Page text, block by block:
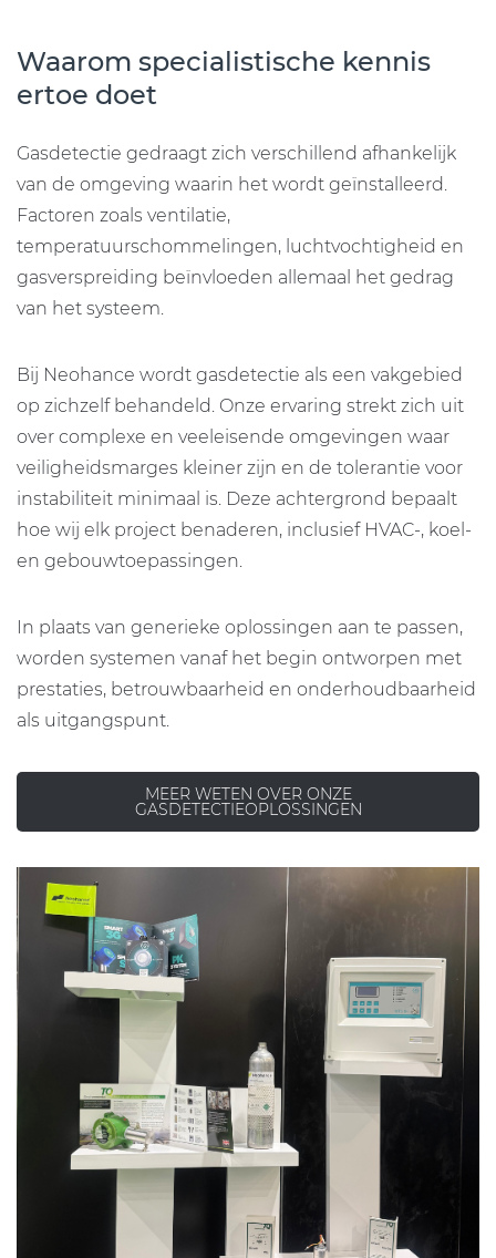
Waarom specialistische kennis
ertoe doet
Gasdetectie gedraagt zich verschillend afhankelijk
van de omgeving waarin het wordt geïnstalleerd.
Factoren zoals ventilatie,
temperatuurschommelingen, luchtvochtigheid en
gasverspreiding beïnvloeden allemaal het gedrag
van het systeem.
Bij Neohance wordt gasdetectie als een vakgebied
op zichzelf behandeld. Onze ervaring strekt zich uit
over complexe en veeleisende omgevingen waar
veiligheidsmarges kleiner zijn en de tolerantie voor
instabiliteit minimaal is. Deze achtergrond bepaalt
hoe wij elk project benaderen, inclusief HVAC-, koel-
en gebouwtoepassingen.
In plaats van generieke oplossingen aan te passen,
worden systemen vanaf het begin ontworpen met
prestaties, betrouwbaarheid en onderhoudbaarheid
als uitgangspunt.
MEER WETEN OVER ONZE
GASDETECTIEOPLOSSINGEN